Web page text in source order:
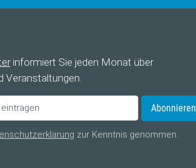
informiert Sie jeden Monat über
Veranstaltungen.
Abonnieren
zur Kenntnis genommen.